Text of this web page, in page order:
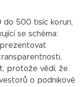
do 500 tisíc korun,
se schéma:
protože vědí, že
o podnikové